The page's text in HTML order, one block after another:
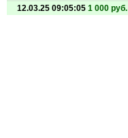
12.03.25 09:05:05 1 000 руб.